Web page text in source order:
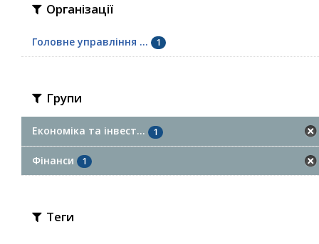
Організації
Головне управління ... 1
Групи
Економіка та інвест... 1
Фінанси 1
Теги